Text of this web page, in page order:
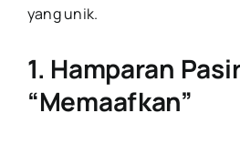
yang unik.
1. Hamparan
“Memaafkan”